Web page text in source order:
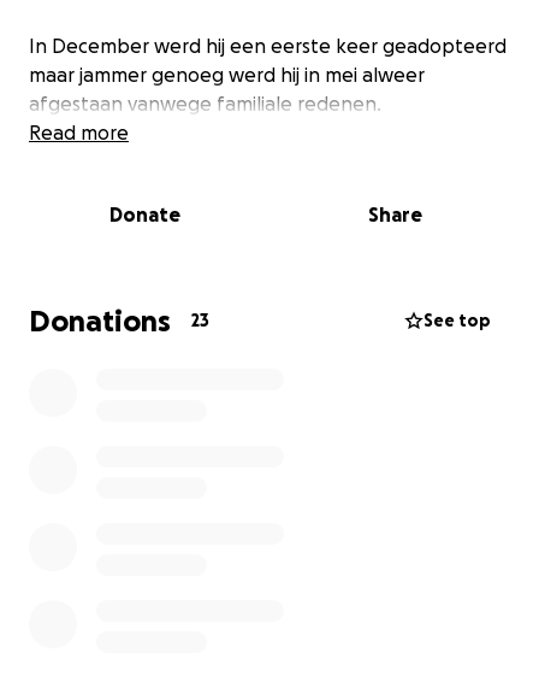
In December werd hij een eerste keer geadopteerd
maar jammer genoeg werd hij in mei alweer
afgestaan vanwege familiale redenen.
kon beginnen werden er problemen vastgesteld
Het verdict: Lando heeft dringend niet 1 maar 2
operaties nodig aan beide kruisbanden. Momenteel
Read more
Donate Share
Donations 23 See top